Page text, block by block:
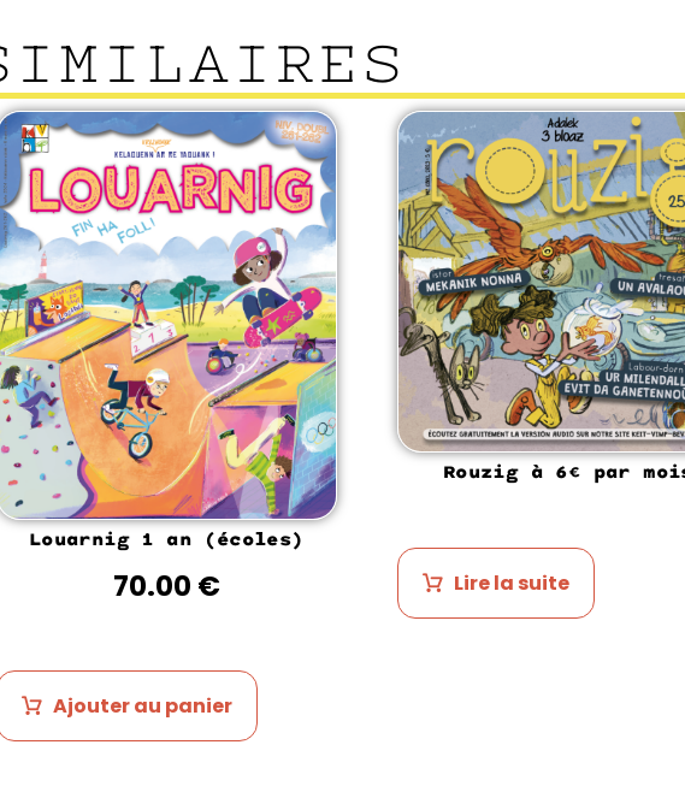
Louarnig 1 an (écoles)
70.00 €
Ajouter au panier
Rouzig à 6€ par
Lire la suite